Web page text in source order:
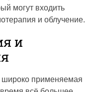
могут входить
и облучение.
и
широко применяемая